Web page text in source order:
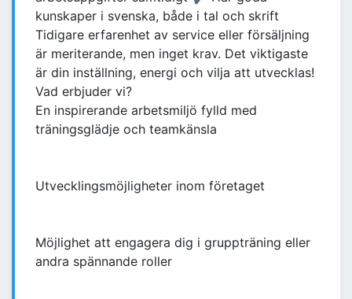
kunskaper i svenska, både i tal och skrift
Tidigare erfarenhet av service eller försäljning
är meriterande, men inget krav. Det viktigaste
är din inställning, energi och vilja att utvecklas!
Vad erbjuder vi?
En inspirerande arbetsmiljö fylld med
träningsglädje och teamkänsla
Utvecklingsmöjligheter inom företaget
Möjlighet att engagera dig i gruppträning eller
andra spännande roller